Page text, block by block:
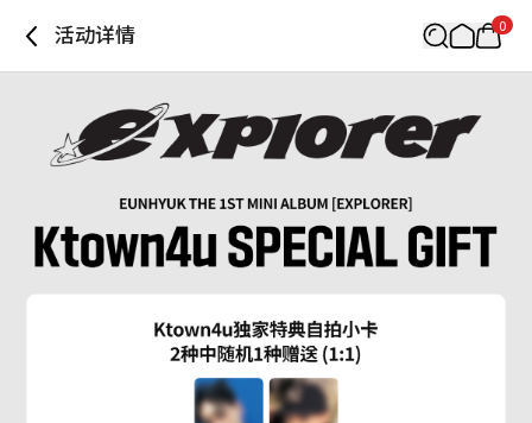
活动详情 0